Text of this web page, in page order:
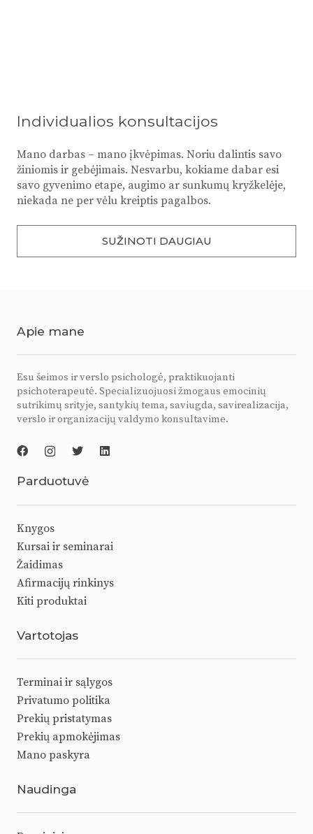
Individualios konsultacijos
Mano darbas – mano įkvėpimas. Noriu dalintis savo
žiniomis ir gebėjimais. Nesvarbu, kokiame dabar esi
savo gyvenimo etape, augimo ar sunkumų kryžkelėje,
niekada ne per vėlu kreiptis pagalbos.
SUŽINOTI DAUGIAU
Apie mane
Esu šeimos ir verslo psichologė, praktikuojanti
psichoterapeutė. Specializuojuosi žmogaus emocinių
sutrikimų srityje, santykių tema, saviugda, savirealizacija,
verslo ir organizacijų valdymo konsultavime.
Parduotuvė
Knygos
Kursai ir seminarai
Žaidimas
Afirmacijų rinkinys
Kiti produktai
Vartotojas
Terminai ir sąlygos
Privatumo politika
Prekių pristatymas
Prekių apmokėjimas
Mano paskyra
Naudinga